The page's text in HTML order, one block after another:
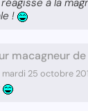
!
macagneur
mardi 25 octobre